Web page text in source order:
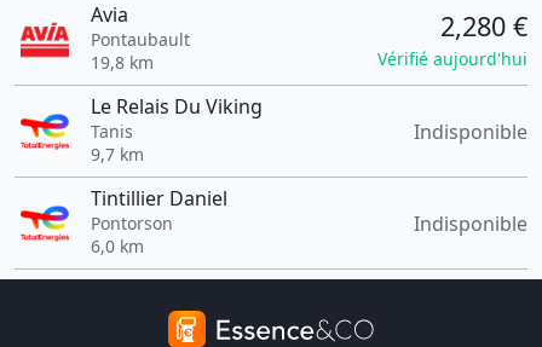
Avia
Pontaubault
19,8 km
2,280 €
Vérifié aujourd'hui
Le Relais Du Viking
Tanis
9,7 km
Indisponible
Tintillier Daniel
Pontorson
6,0 km
Indisponible